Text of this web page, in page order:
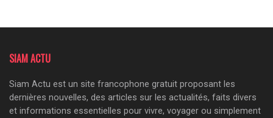
SIAM ACTU
Siam Actu est un site francophone gratuit proposant les
dernières nouvelles, des articles sur les actualités, faits divers
et informations essentielles pour vivre, voyager ou simplement